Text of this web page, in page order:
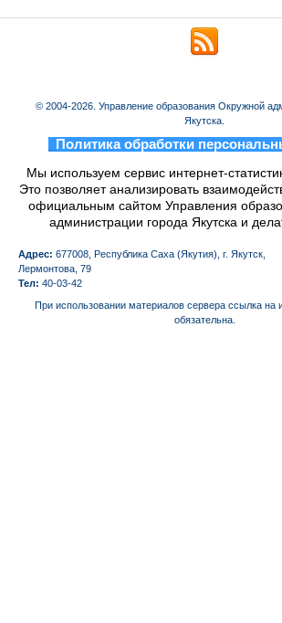
© 2004-2026. Управление образования Окружной
Якутска.
Политика обработки
Мы используем сервис интернет-
Это позволяет анализировать
официальным сайтом Управления
администрации города Якутска и
Адрес: 677008, Республика Саха (Якутия), г. Якутск,
Лермонтова, 79
Тел: 40-03-42
При использовании материалов сервера ссылка на
обязательна.